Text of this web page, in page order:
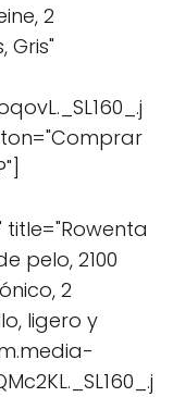
2
Gris"
title="Rowenta
pelo, 2100
2
ligero y